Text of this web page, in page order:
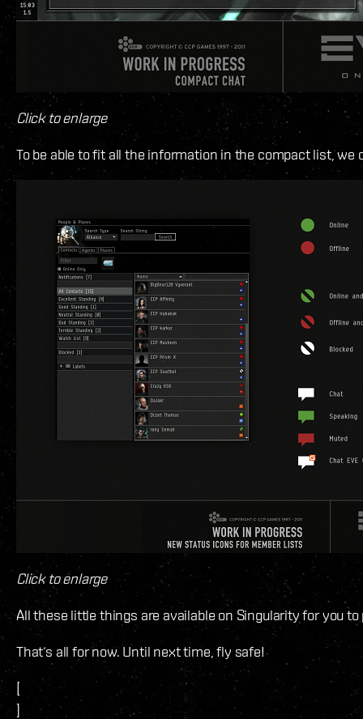
Click to enlarge
To be able to fit all the information in the compact list,
Click to enlarge
All these little things are available on Singularity for you
That‘s all for now. Until next time, fly safe!
[
]